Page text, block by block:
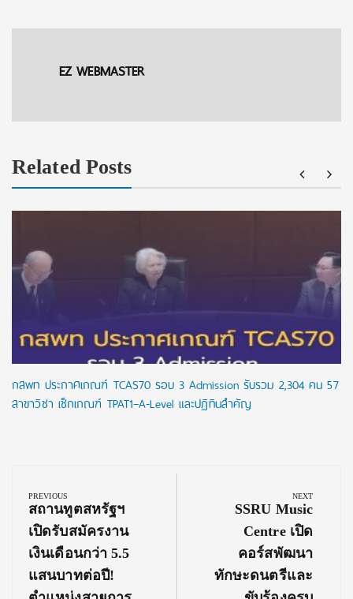
EZ WEBMASTER
Related Posts
กสพท ประกาศเกณฑ์ TCAS70 รอบ 3 Admission รับรวม 2,304 คน 57
สาขาวิชา เช็กเกณฑ์ TPAT1–A-Level และปฏิทินสำคัญ
navigation
PREVIOUS
Previous
Post:
สถานทูตสหรัฐฯ
เปิดรับสมัครงาน
เงินเดือนกว่า 5.5
แสนบาทต่อปี!
NEXT
Next
Post:
SSRU Music
Centre เปิด
คอร์สพัฒนา
ทักษะดนตรีและ